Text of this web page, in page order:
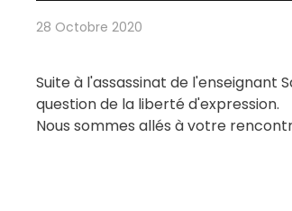
28 Octobre 2020
Suite à l'assassinat de l'enseignant
question de la liberté d'expression.
Nous sommes allés à votre